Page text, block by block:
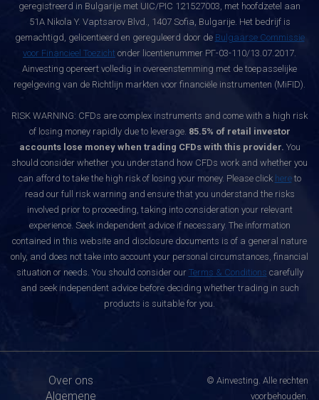
geregistreerd in Bulgarije met UIC/PIC 121527003, met hoofdzetel aan
51A Nikola Y. Vaptsarov Blvd., 1407 Sofia, Bulgarije. Het bedrijf is
gemachtigd, gelicentieerd en gereguleerd door de Bulgaarse Commissie
voor Financieel Toezicht onder licentienummer РГ-03-110/13.07.2017.
Ainvesting opereert volledig in overeenstemming met de toepasselijke
regelgeving van de Richtlijn markten voor financiële instrumenten (MiFID).
RISK WARNING: CFDs are complex instruments and come with a high risk
of losing money rapidly due to leverage. 85.5% of retail investor
accounts lose money when trading CFDs with this provider. You
should consider whether you understand how CFDs work and whether you
can afford to take the high risk of losing your money. Please click hereto
read our full risk warning and ensure that you understand the risks
involved prior to proceeding, taking into consideration your relevant
experience. Seek independent advice if necessary. The information
contained in this website and disclosure documents is of a general nature
only, and does not take into account your personal circumstances, financial
situation or needs. You should consider our Terms & Conditions carefully
and seek independent advice before deciding whether trading in such
products is suitable for you.
Over ons
Algemene
© Ainvesting. Alle rechten
voorbehouden.